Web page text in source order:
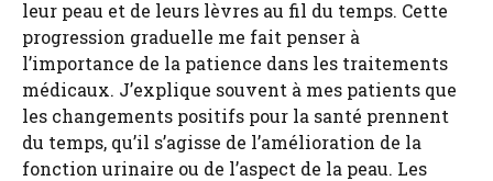
leur peau et de leurs lèvres au fil du temps. Cette
progression graduelle me fait penser à
l’importance de la patience dans les traitements
médicaux. J’explique souvent à mes patients que
les changements positifs pour la santé prennent
du temps, qu’il s’agisse de l’amélioration de la
fonction urinaire ou de l’aspect de la peau. Les